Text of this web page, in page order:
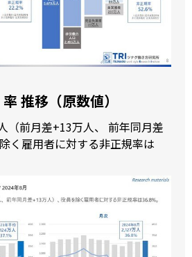
推移（原数値）
（前月差+13万人、 前年同月差
く雇用者に対する非正規率は